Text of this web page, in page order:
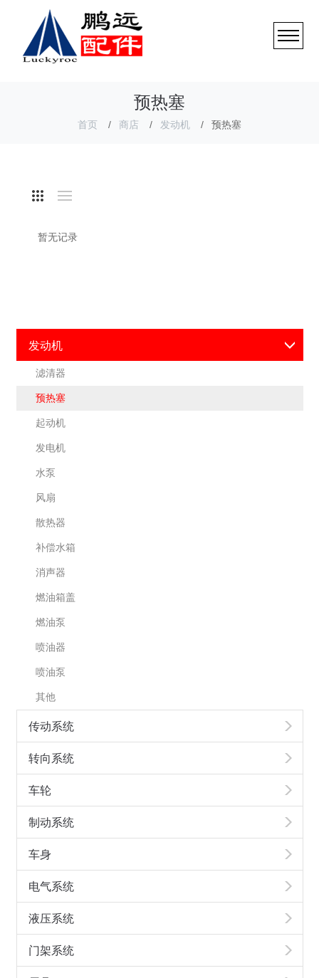
预热塞
首页 商店 发动机 预热塞
发动机
滤清器
预热塞
起动机
发电机
水泵
风扇
散热器
补偿水箱
消声器
燃油箱盖
燃油泵
喷油器
喷油泵
其他
传动系统
转向系统
车轮
制动系统
车身
电气系统
液压系统
门架系统
暂无记录